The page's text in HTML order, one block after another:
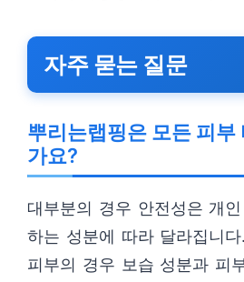
자주 묻는 질문
뿌리는랩핑은 모든 피부
가요?
대부분의 경우 안전성은 개
하는 성분에 따라 달라집니
피부의 경우 보습 성분과 피